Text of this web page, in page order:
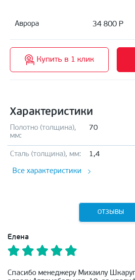
Аврора 34 800 Р
Купить в 1 клик
Характеристики
Полотно (толщина),
мм:
70
Сталь (толщина), мм: 1,4
Все характеристики
ОТЗЫВЫ
Елена
Спасибо менеджеру Михаилу